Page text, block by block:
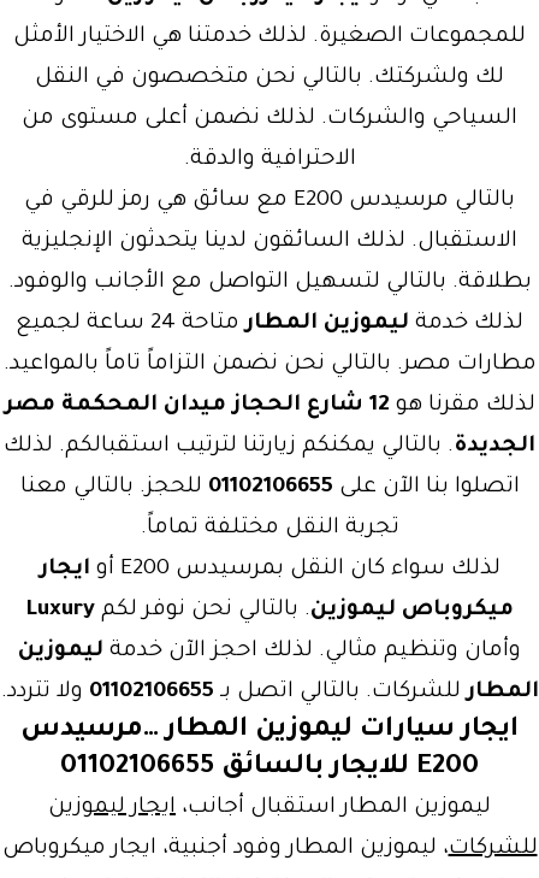
للمجموعات الصغيرة. لذلك خدمتنا هي الاختيار الأمثل
لك ولشركتك. بالتالي نحن متخصصون في النقل
السياحي والشركات. لذلك نضمن أعلى مستوى من
الاحترافية والدقة.
بالتالي مرسيدس E200 مع سائق هي رمز للرقي في
الاستقبال. لذلك السائقون لدينا يتحدثون الإنجليزية
بطلاقة. بالتالي لتسهيل التواصل مع الأجانب والوفود.
لذلك خدمة ليموزين المطار
متاحة 24 ساعة لجميع
مطارات مصر. بالتالي نحن نضمن التزاماً تاماً بالمواعيد.
لذلك مقرنا هو
12 شارع الحجاز ميدان المحكمة مصر
الجديدة . بالتالي يمكنكم زيارتنا لترتيب استقبالكم. لذلك
اتصلوا بنا الآن على 01102106655 للحجز. بالتالي معنا
تجربة النقل مختلفة تماماً.
لذلك سواء كان النقل بمرسيدس E200 أو
ايجار
ميكروباص ليموزين. بالتالي نحن نوفر لكم Luxury
وأمان وتنظيم مثالي. لذلك احجز الآن خدمة ليموزين
المطارللشركات. بالتالي اتصل بـ 01102106655 ولا تتردد.
ايجار سيارات ليموزين المطار …مرسيدس
E200 للايجار بالسائق 01102106655
ليموزين المطار استقبال أجانب، ايجار ليموزين
للشركات، ليموزين المطار وفود أجنبية، ايجار ميكروباص